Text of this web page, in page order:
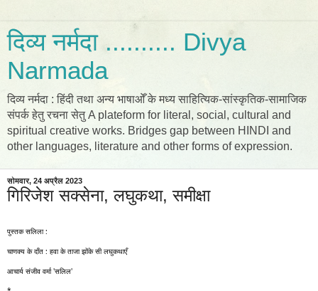
दिव्य नर्मदा .......... Divya
Narmada
दिव्य नर्मदा : हिंदी तथा अन्य भाषाओँ के मध्य साहित्यिक-सांस्कृतिक-सामाजिक
संपर्क हेतु रचना सेतु A plateform for literal, social, cultural and
spiritual creative works. Bridges gap between HINDI and
other languages, literature and other forms of expression.
सोमवार, 24 अप्रैल 2023
गिरिजेश सक्सेना, लघुकथा, समीक्षा
पुस्तक सलिला :
चाणक्य के दाँत : हवा के ताजा झोंके सी लघुकथाएँ
आचार्य संजीव वर्मा 'सलिल'